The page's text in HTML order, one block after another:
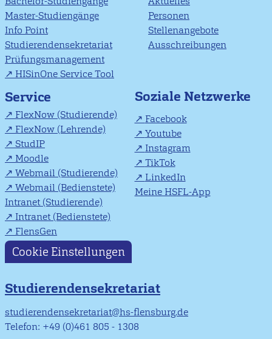
Master-Studiengänge
Info Point
Studierendensekretariat
Prüfungsmanagement
HISinOne Service Tool
Personen
Stellenangebote
Ausschreibungen
Service
FlexNow (Studierende)
FlexNow (Lehrende)
StudIP
Moodle
Webmail (Studierende)
Webmail (Bedienstete)
Intranet (Studierende)
Intranet (Bedienstete)
FlensGen
Soziale Netzwerke
Facebook
Youtube
Instagram
TikTok
LinkedIn
Meine HSFL-App
Cookie Einstellungen
Studierendensekretariat
studierendensekretariat@hs-flensburg.de
Telefon: +49 (0)461 805 - 1308